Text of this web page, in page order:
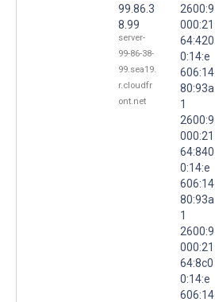
99.86.3
8.99
server-
99-86-38-
99.sea19.
r.cloudfr
ont.net
2600:9
000:21
64:420
0:14:e
606:14
80:93a
1
2600:9
000:21
64:840
0:14:e
606:14
80:93a
1
2600:9
000:21
64:8c0
0:14:e
606:14